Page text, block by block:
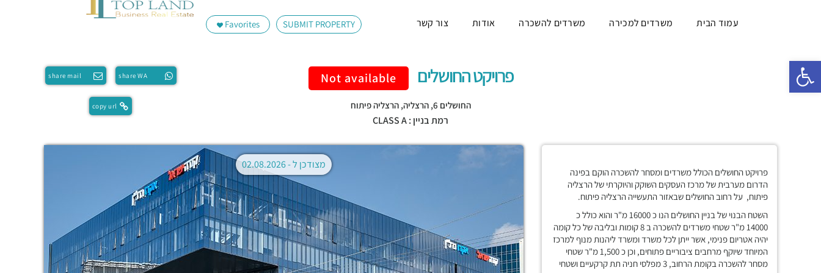
פתח סרגל נגישות
SUBMIT PROPERTY
Favorites עמוד הבית משרדים למכירה משרדים להשכרה אודות צור קשר
share WA
share mail
copy url
פרויקט החושלים Not available
החושלים 6, הרצליה,הרצליה פיתוח
רמת בניין : CLASS A
מצודכן ל -
פרויקט החושלים הכולל משרדים ומסחר להשכרה הוקם בפינה
הדרום מערבית של מרכז העסקים השוקק והיוקרתי של הרצליה
פיתוח, על רחוב החושלים שבאזור התעשייה הרצליה פיתוח.
השטח הבנוי של בניין החושלים הנו כ 16000 מ"ר והוא כולל כ
14000 מ"ר שטחי משרדים להשכרה ב 8 קומות ובליבה של כל קומה
יהיה אטריום פנימי, אשר ייתן לכל משרד ומשרד ליהנות מנוף למרכז
המיוחד שיוקף מרחבים ציבוריים פתוחים, וכן כ 1,500 מ"ר שטחי
מסחר להשכרה בקומת הרחוב, 3 מפלסי חניה תת קרקעיים ושטחי